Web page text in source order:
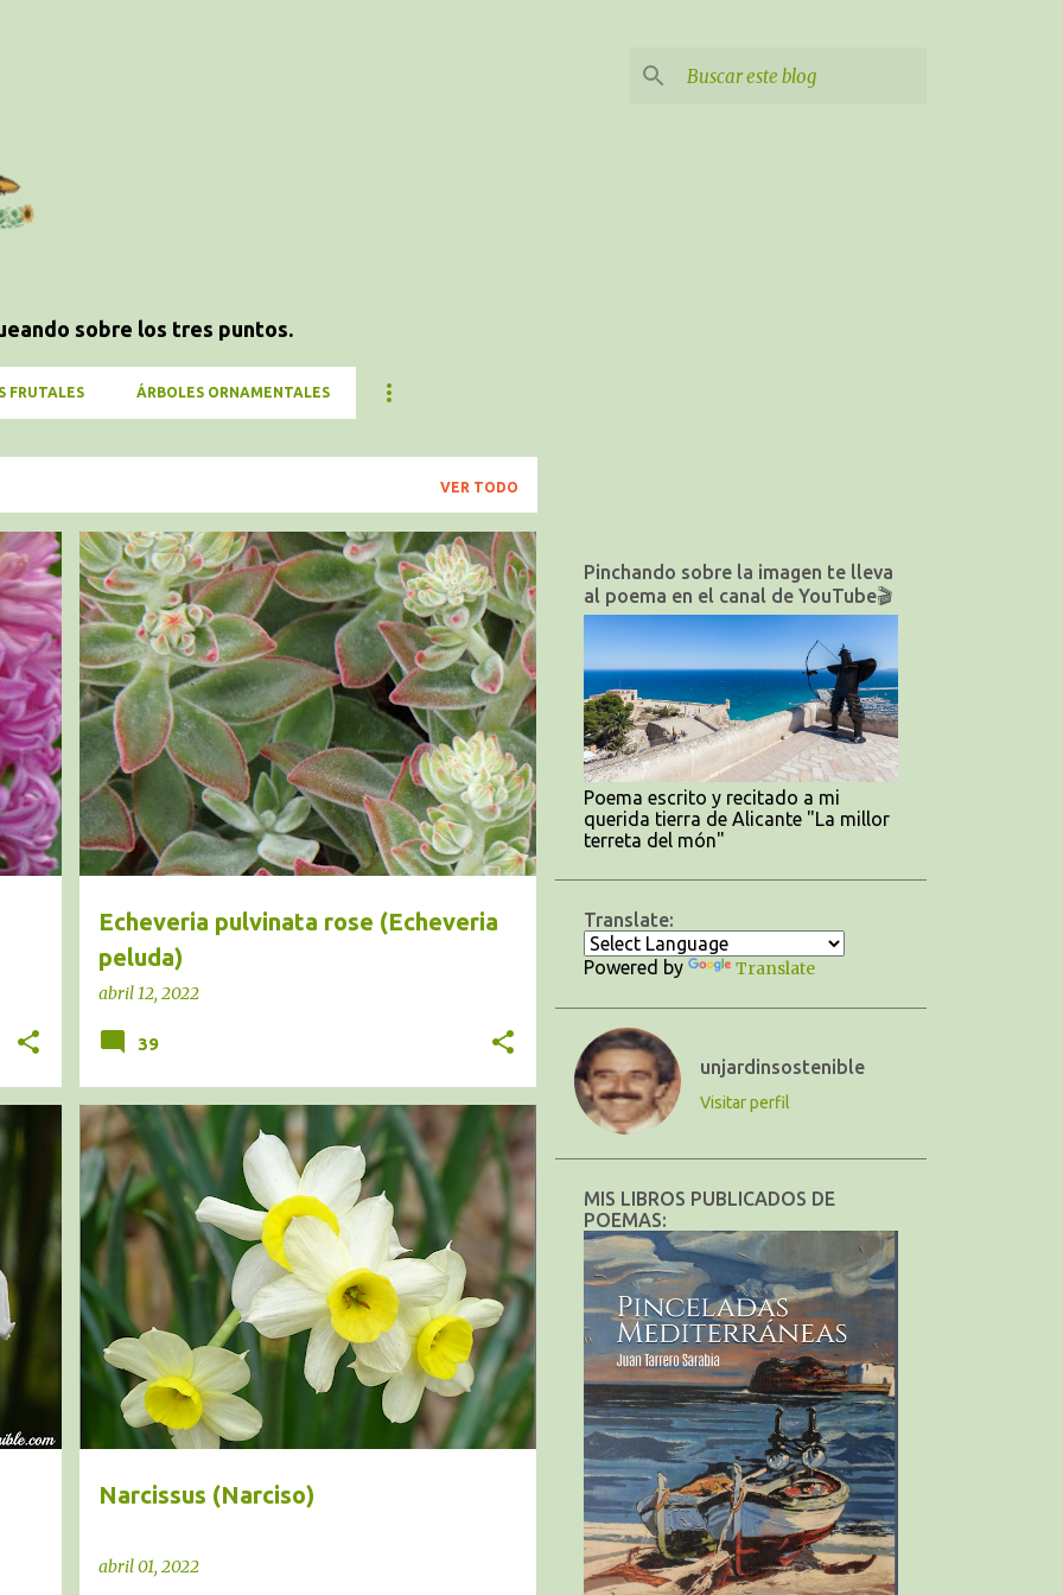
sobre los tres puntos.
FRUTALES ÁRBOLES ORNAMENTALES
VER TODO
+
Echeveria pulvinata rose (Echeveria
peluda)
abril 12, 2022
CRASAS ECHEVERIA PELUDA +1
39
Narcissus (Narciso)
abril 01, 2022
BULBOSAS BULBOSAS RIZOMATOSAS NARCISO
NARCISSUS
Pinchando sobre la imagen te lleva
al poema en el canal de YouTube🎬
Poema escrito y recitado a mi
querida tierra de Alicante "La millor
terreta del món"
Translate:
Powered by Translate
unjardinsostenible
Visitar perfil
MIS LIBROS PUBLICADOS DE
POEMAS: